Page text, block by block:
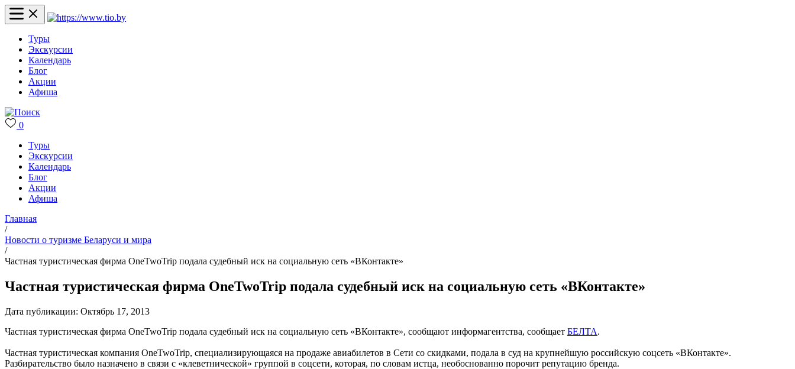
Туры
Экскурсии
Календарь
Блог
Акции
Афиша
0
Туры
Экскурсии
Календарь
Блог
Акции
Афиша
Главная
/
Новости о туризме Беларуси и мира
/
Частная туристическая фирма OneTwoTrip подала судебный иск на социальную сеть «ВКонтакте»
Частная туристическая фирма OneTwoTrip подала судебный иск на социальную сеть «ВКонтакте»
Дата публикации: Октябрь 17, 2013
Частная туристическая фирма OneTwoTrip подала судебный иск на социальную сеть «ВКонтакте», сообщают информагентства, сообщает БЕЛТА.
Частная туристическая компания OneTwoTrip, специализирующаяся на продаже авиабилетов в Сети со скидками, подала в суд на крупнейшую российскую соцсеть «ВКонтакте».
Разбирательство было назначено в связи с «клеветнической» группой в соцсети, которая, по словам истца, необоснованно порочит репутацию бренда.